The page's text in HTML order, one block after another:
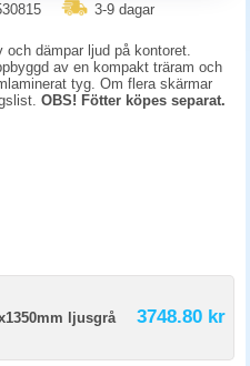
3-9 dagar
dämpar ljud på kontoret.
av en kompakt träram och
tyg. Om flera skärmar
OBS! Fötter köpes separat.
ljusgrå 3748.80 kr